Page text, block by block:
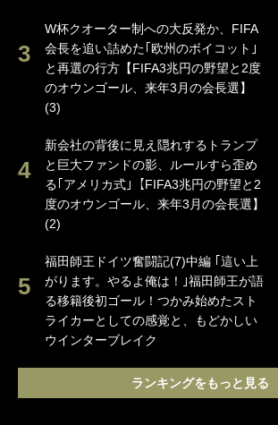
W杯クオーター制への大反発か、FIFA
会長を追い詰めた｢欧州のボイコット｣
と再選の行方【FIFA3兆円の野望と2度
のオウンゴール、来年3月の会長選】
(3)
新会社の背後に見え隠れするトランプ
と巨大ファンドの影、ルールすら歪め
る｢アメリカ式｣【FIFA3兆円の野望と2
度のオウンゴール、来年3月の会長選】
(2)
福田師王ドイツ奮闘記(7)中編 ｢這い上
がります。やるよ俺は！｣福田師王が語
る移籍後初ゴール！つかみ始めたスト
ライカーとしての感覚と、もどかしい
ウインターブレイク
ランキングをもっと見る